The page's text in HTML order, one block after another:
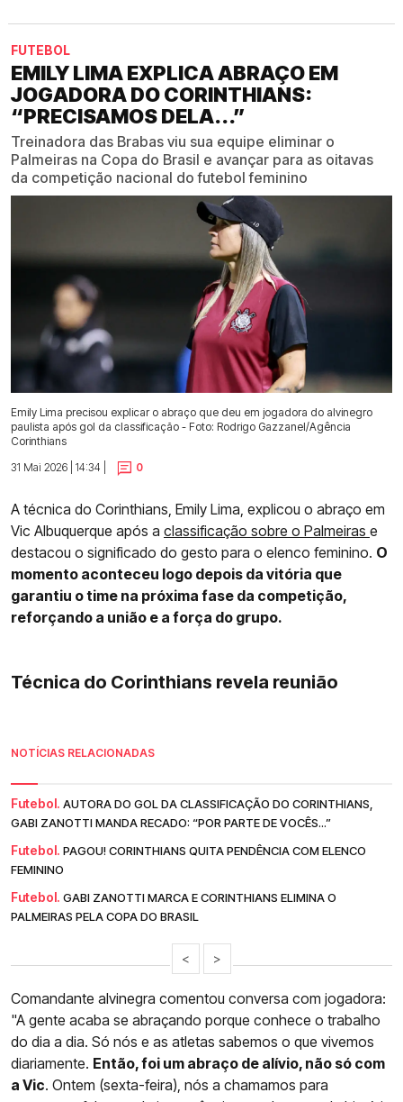
FUTEBOL
EMILY LIMA EXPLICA ABRAÇO EM
JOGADORA DO CORINTHIANS:
“PRECISAMOS DELA...”
Treinadora das Brabas viu sua equipe eliminar o
Palmeiras na Copa do Brasil e avançar para as oitavas
da competição nacional do futebol feminino
Emily Lima precisou explicar o abraço que deu em jogadora do alvinegro
paulista após gol da classificação - Foto: Rodrigo Gazzanel/Agência
Corinthians
31 Mai 2026 | 14:34 |
0
A técnica do Corinthians, Emily Lima, explicou o abraço em
Vic Albuquerque após a classificação sobre o Palmeiras e
destacou o significado do gesto para o elenco feminino. O
momento aconteceu logo depois da vitória que
garantiu o time na próxima fase da competição,
reforçando a união e a força do grupo.
Técnica do Corinthians revela reunião
NOTÍCIAS RELACIONADAS
Futebol. AUTORA DO GOL DA CLASSIFICAÇÃO DO CORINTHIANS,
GABI ZANOTTI MANDA RECADO: “POR PARTE DE VOCÊS...”
Futebol. PAGOU! CORINTHIANS QUITA PENDÊNCIA COM ELENCO
FEMININO
Futebol. GABI ZANOTTI MARCA E CORINTHIANS ELIMINA O
PALMEIRAS PELA COPA DO BRASIL
< >
Comandante alvinegra comentou conversa com jogadora:
"A gente acaba se abraçando porque conhece o trabalho
do dia a dia. Só nós e as atletas sabemos o que vivemos
diariamente. Então, foi um abraço de alívio, não só com
a Vic. Ontem (sexta-feira), nós a chamamos para